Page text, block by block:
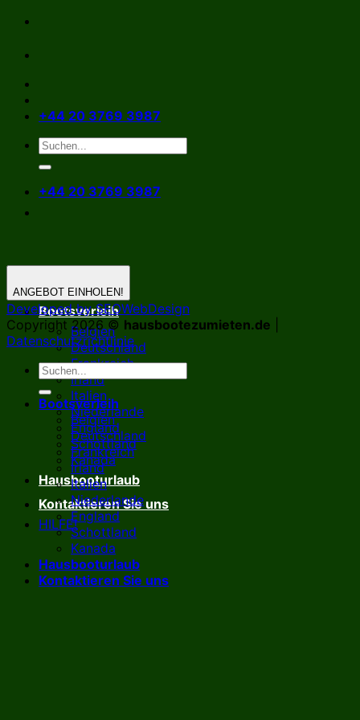
Zum
springen
+44 20 3769 3987
+44 20 3769 3987
Bootsverleih
Belgien
Deutschland
Frankreich
Irland
Italien
Niederlande
England
Schottland
Kanada
Hausbooturlaub
Kontaktieren Sie uns
HILFE!
ANGEBOT EINHOLEN!
Developed by SEOWebDesign
Copyright 2026 © hausbootezumieten.de
Datenschutzrichtlinie
Bootsverleih
Belgien
Deutschland
Frankreich
Irland
Italien
Niederlande
England
Schottland
Kanada
Hausbooturlaub
Kontaktieren Sie uns